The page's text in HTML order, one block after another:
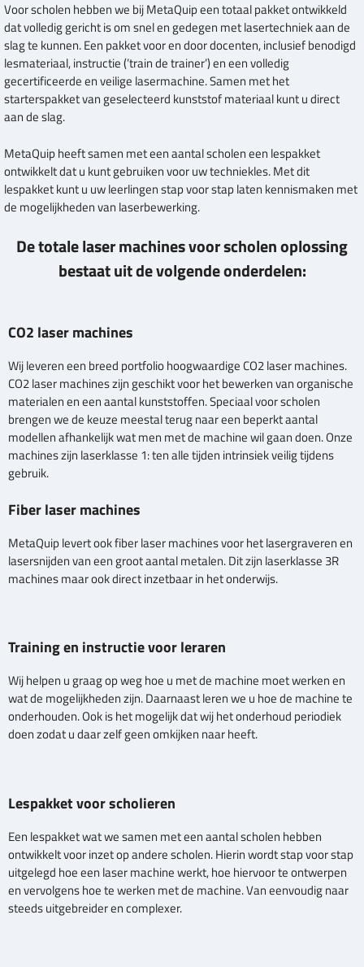
Voor scholen hebben we bij MetaQuip een totaal pakket ontwikkeld
dat volledig gericht is om snel en gedegen met lasertechniek aan de
slag te kunnen. Een pakket voor en door docenten, inclusief benodigd
lesmateriaal, instructie (’train de trainer’) en een volledig
gecertificeerde en veilige lasermachine. Samen met het
starterspakket van geselecteerd kunststof materiaal kunt u direct
aan de slag.
MetaQuip heeft samen met een aantal scholen een lespakket
ontwikkelt dat u kunt gebruiken voor uw techniekles. Met dit
lespakket kunt u uw leerlingen stap voor stap laten kennismaken met
de mogelijkheden van laserbewerking.
De totale laser machines voor scholen oplossing
bestaat uit de volgende onderdelen:
CO2 laser machines
Wij leveren een breed portfolio hoogwaardige CO2 laser machines.
CO2 laser machines zijn geschikt voor het bewerken van organische
materialen en een aantal kunststoffen. Speciaal voor scholen
brengen we de keuze meestal terug naar een beperkt aantal
modellen afhankelijk wat men met de machine wil gaan doen. Onze
machines zijn laserklasse 1: ten alle tijden intrinsiek veilig tijdens
gebruik.
Fiber laser machines
MetaQuip levert ook fiber laser machines voor het lasergraveren en
lasersnijden van een groot aantal metalen. Dit zijn laserklasse 3R
machines maar ook direct inzetbaar in het onderwijs.
Training en instructie voor leraren
Wij helpen u graag op weg hoe u met de machine moet werken en
wat de mogelijkheden zijn. Daarnaast leren we u hoe de machine te
onderhouden. Ook is het mogelijk dat wij het onderhoud periodiek
doen zodat u daar zelf geen omkijken naar heeft.
Lespakket voor scholieren
Een lespakket wat we samen met een aantal scholen hebben
ontwikkelt voor inzet op andere scholen. Hierin wordt stap voor stap
uitgelegd hoe een laser machine werkt, hoe hiervoor te ontwerpen
en vervolgens hoe te werken met de machine. Van eenvoudig naar
steeds uitgebreider en complexer.